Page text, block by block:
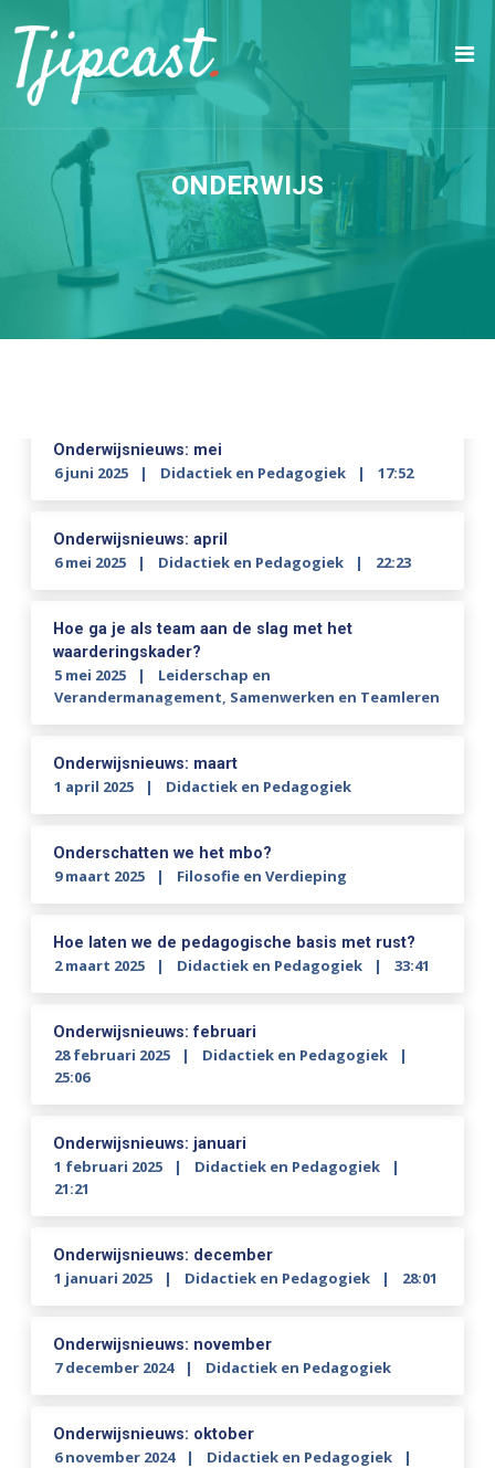
ONDERWIJS
Onderwijsnieuws: mei
6 juni 2025 Didactiek en Pedagogiek 17:52
Onderwijsnieuws: april
6 mei 2025 Didactiek en Pedagogiek 22:23
Hoe ga je als team aan de slag met het
waarderingskader?
5 mei 2025
Leiderschap en
Verandermanagement, Samenwerken en Teamleren
Onderwijsnieuws: maart
1 april 2025 Didactiek en Pedagogiek
Onderschatten we het mbo?
9 maart 2025 Filosofie en Verdieping
Hoe laten we de pedagogische basis met rust?
2 maart 2025 Didactiek en Pedagogiek 33:41
Onderwijsnieuws: februari
28 februari 2025
Didactiek en Pedagogiek
25:06
Onderwijsnieuws: januari
1 februari 2025
Didactiek en Pedagogiek
21:21
Onderwijsnieuws: december
1 januari 2025 Didactiek en Pedagogiek 28:01
Onderwijsnieuws: november
7 december 2024 Didactiek en Pedagogiek
Onderwijsnieuws: oktober
6 november 2024
Didactiek en Pedagogiek